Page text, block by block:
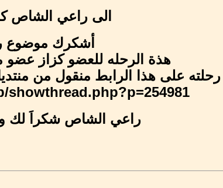
الى راعي الشاص
أشكرك موضوع
هذة الرحله للعضو كزاز
على هذا الرابط منقول من
راعي الشاص شكراَ لك